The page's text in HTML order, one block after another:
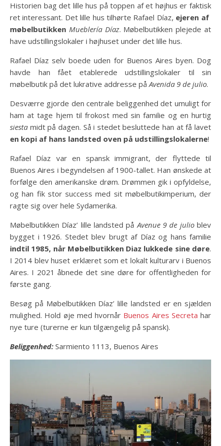
Historien bag det lille hus på toppen af et højhus er faktisk
ret interessant. Det lille hus tilhørte Rafael Díaz, ejeren af ​​
møbelbutikken Mueblería Díaz. Møbelbutikken plejede at
have udstillingslokaler i højhuset under det lille hus.
Rafael Díaz selv boede uden for Buenos Aires byen. Dog
havde han fået etablerede udstillingslokaler til sin
møbelbutik på det lukrative addresse påAvenida 9 de julio.
Desværre gjorde den centrale beliggenhed det umuligt for
ham at tage hjem til frokost med sin familie og en hurtig
siesta midt på dagen. Så i stedet besluttede han at få lavet
en kopi af hans landsted oven på udstillingslokalerne!
Rafael Díaz var en spansk immigrant, der flyttede til
Buenos Aires i begyndelsen af ​​1900-tallet. Han ønskede at
forfølge den amerikanske drøm. Drømmen gik i opfyldelse,
og han fik stor success med sit møbelbutikimperium, der
ragte sig over hele Sydamerika.
Møbelbutikken Díaz’ lille landsted påAvenue 9 de julioblev
bygget i 1926. Stedet blev brugt af Díaz og hans familie
indtil 1985, når Møbelbutikken Diaz lukkede sine døre.
I 2014 blev huset erklæret som et lokalt kulturarv i Buenos
Aires. I 2021 åbnede det sine døre for offentligheden for
første gang.
Besøg på Møbelbutikken Díaz’ lille landsted er en sjælden
mulighed. Hold øje med hvornår Buenos Aires Secreta har
nye ture (turerne er kun tilgængelig på spansk).
Beliggenhed: Sarmiento 1113, Buenos Aires